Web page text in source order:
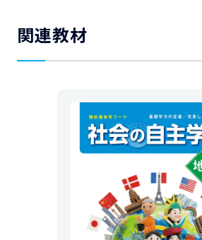
関連教材